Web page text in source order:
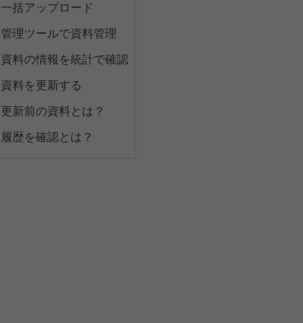
一括アップロード
管理ツールで資料管理
資料の情報を統計で確認
資料を更新する
更新前の資料とは？
履歴を確認とは？